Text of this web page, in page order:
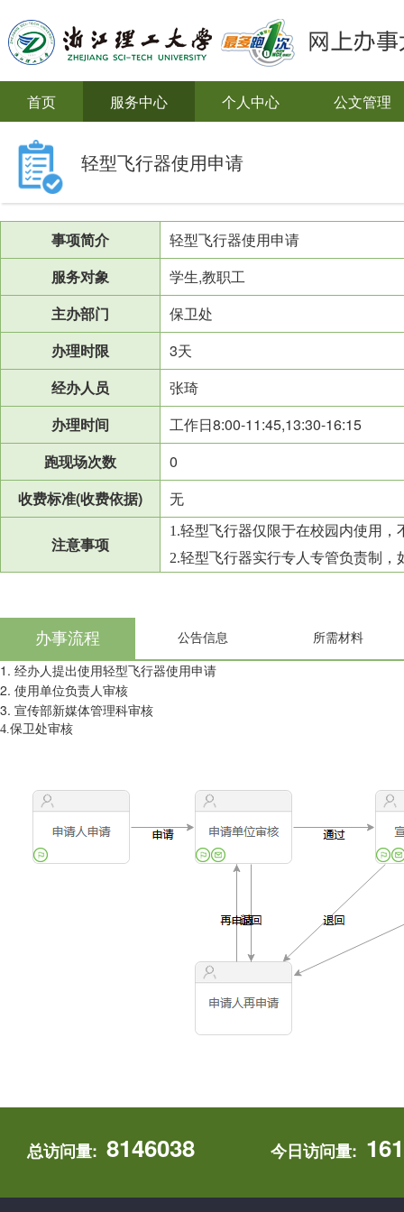
首页 服务中心 个人中心 公文管理
轻型飞行器使用申请
事项简介
轻型飞行器使用申请
服务对象
学生,教职工
主办部门
保卫处
办理时限
3天
经办人员
张琦
办理时间
工作日8:00-11:45,13:30-16:15
跑现场次数
0
收费标准(收费依据)
无
注意事项
1.轻型飞行器仅限于在校园内使用
2.轻型飞行器实行专人专管负责制
办事流程 公告信息 所需材料
1. 经办人提出使用轻型飞行器使用申请
2. 使用单位负责人审核
3. 宣传部新媒体管理科审核
4.保卫处审核
总访问量: 8146038 今日访问量: